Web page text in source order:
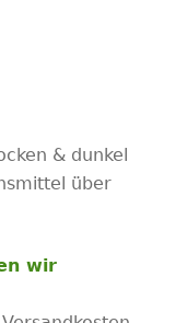
& dunkel
über
wir